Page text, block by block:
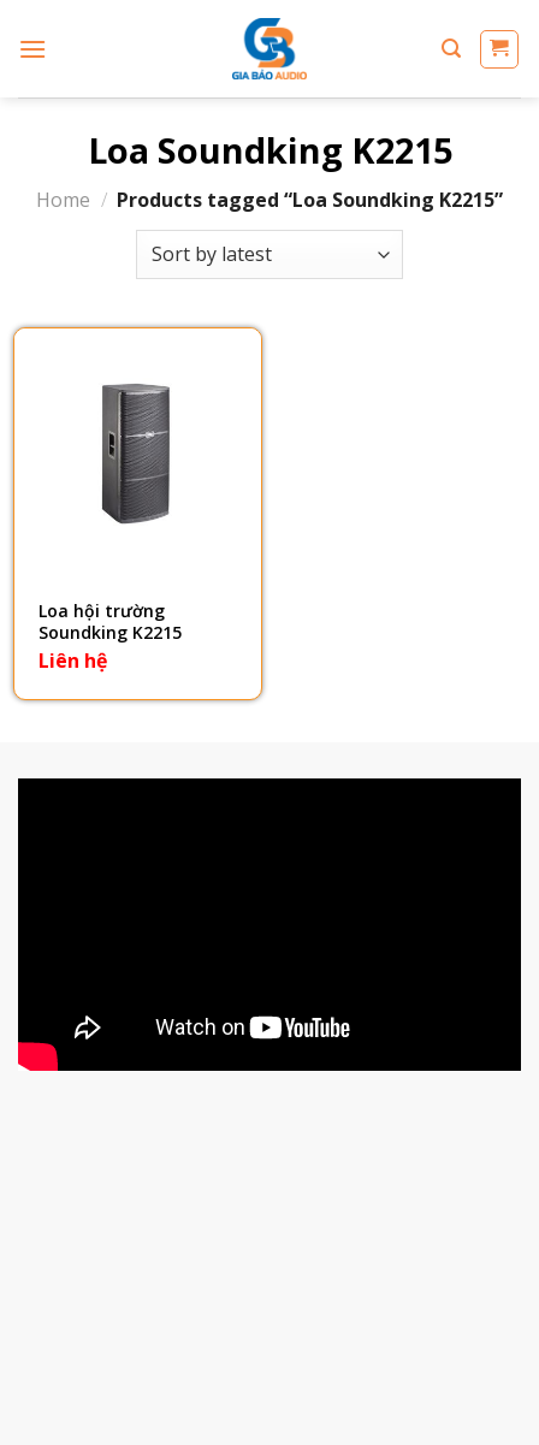
Loa Soundking K2215
Home / Products tagged “Loa Soundking K2215”
Loa hội trường
Soundking K2215
Liên hệ